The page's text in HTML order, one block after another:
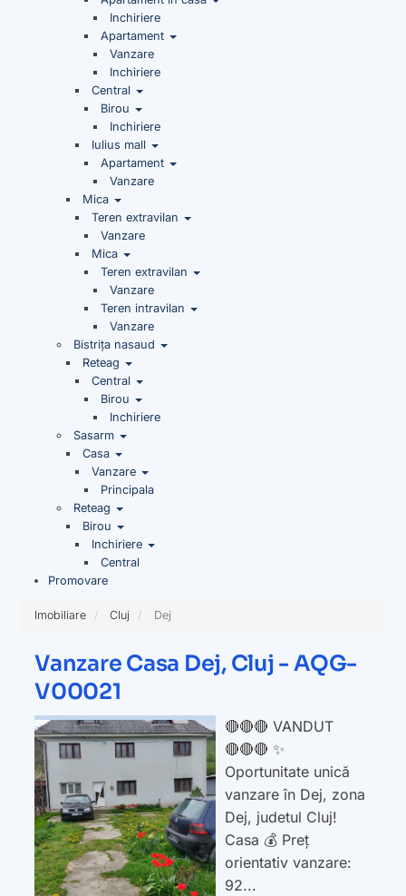
Inchiriere
Apartament
Vanzare
Inchiriere
Central
Birou
Inchiriere
Iulius mall
Apartament
Vanzare
Mica
Teren extravilan
Vanzare
Mica
Teren extravilan
Vanzare
Teren intravilan
Vanzare
Bistrița nasaud
Reteag
Central
Birou
Inchiriere
Sasarm
Casa
Vanzare
Principala
Reteag
Birou
Inchiriere
Central
Promovare
Imobiliare Cluj Dej
Vanzare Casa Dej, Cluj - AQG-
V00021
🔴🔴🔴 VANDUT
🔴🔴🔴 ✨
Oportunitate unică
vanzare în Dej, zona
Dej, judetul Cluj!
Casa 💰 Preț
orientativ vanzare:
92...